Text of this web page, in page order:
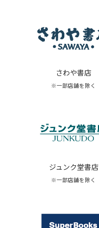
さわや書店
※一部店舗を除く
ジュンク堂書店
※一部店舗を除く